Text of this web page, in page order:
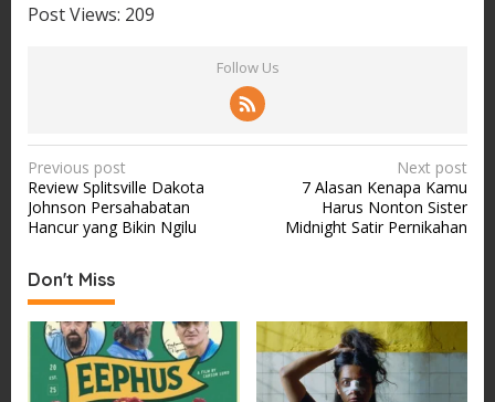
Post Views: 209
Follow Us
P
o
s
n
a
Previous post
Review Splitsville Dakota
Johnson Persahabatan
Hancur yang Bikin Ngilu
Next post
7 Alasan Kenapa Kamu
Harus Nonton Sister
Midnight Satir Pernikahan
Don't Miss